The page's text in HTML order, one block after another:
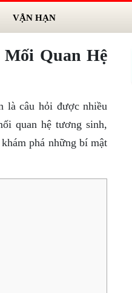
VẬN HẠN
Quan Hệ
là câu hỏi được nhiều
quan hệ tương sinh,
phá những bí mật